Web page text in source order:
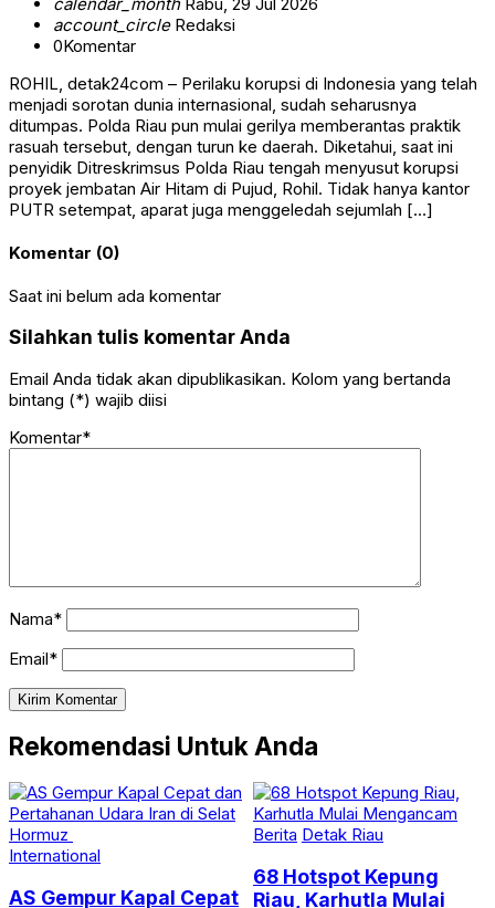
account_circleRedaksi
0Komentar
ROHIL, detak24com – Perilaku korupsi di Indonesia yang telah
menjadi sorotan dunia internasional, sudah seharusnya
ditumpas. Polda Riau pun mulai gerilya memberantas praktik
rasuah tersebut, dengan turun ke daerah. Diketahui, saat ini
penyidik Ditreskrimsus Polda Riau tengah menyusut korupsi
proyek jembatan Air Hitam di Pujud, Rohil. Tidak hanya kantor
PUTR setempat, aparat juga menggeledah sejumlah […]
Komentar (0)
Saat ini belum ada komentar
Silahkan tulis komentar Anda
Email Anda tidak akan dipublikasikan. Kolom yang bertanda
bintang (*) wajib diisi
Komentar*
Nama*
Email*
Rekomendasi Untuk Anda
International
AS Gempur Kapal Cepat
Berita Detak Riau
68 Hotspot Kepung
Riau, Karhutla Mulai